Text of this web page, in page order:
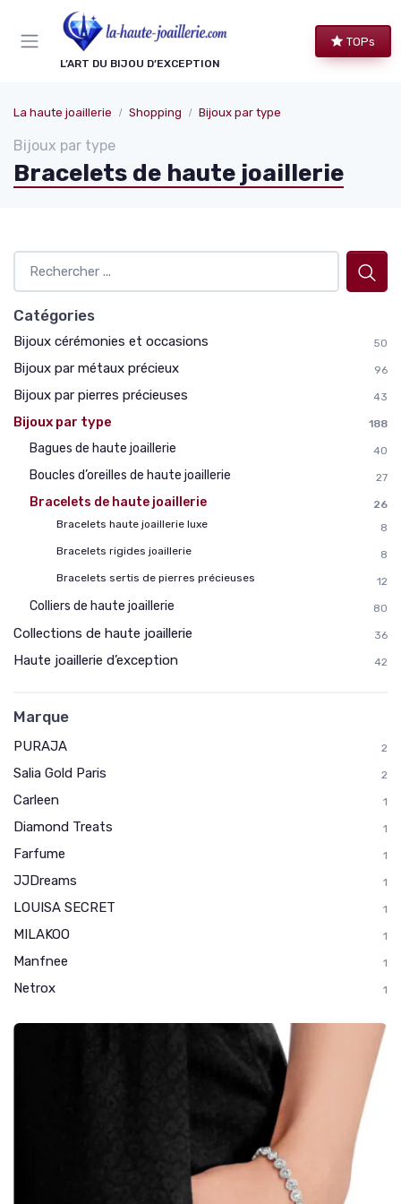
L’ART DU BIJOU D’EXCEPTION
TOPs
La haute joaillerie Shopping Bijoux par type
Bijoux par type
Bracelets de haute joaillerie
Catégories
Bijoux cérémonies et occasions 50
Bijoux par métaux précieux 96
Bijoux par pierres précieuses 43
Bijoux par type 188
Bagues de haute joaillerie 40
Boucles d’oreilles de haute joaillerie 27
Bracelets de haute joaillerie
26
Bracelets haute joaillerie luxe
8
Bracelets rigides joaillerie
8
Bracelets sertis de pierres précieuses
12
Colliers de haute joaillerie 80
Collections de haute joaillerie 36
Haute joaillerie d’exception 42
Marque
PURAJA 2
Salia Gold Paris 2
Carleen 1
Diamond Treats 1
Farfume 1
JJDreams 1
LOUISA SECRET 1
MILAKOO 1
Manfnee 1
Netrox 1
Panneau de gestion des cookies